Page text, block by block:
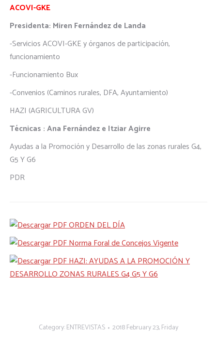
ACOVI-GKE
Presidenta: Miren Fernández de Landa
-Servicios ACOVI-GKE y órganos de participación,
funcionamiento
-Funcionamiento Bux
-Convenios (Caminos rurales, DFA, Ayuntamiento)
HAZI (AGRICULTURA GV)
Técnicas : Ana Fernández e Itziar Agirre
Ayudas a la Promoción y Desarrollo de las zonas rurales G4,
G5 Y G6
PDR
ORDEN DEL DÍA
Norma Foral de Concejos Vigente
HAZI: AYUDAS A LA PROMOCIÓN Y
DESARROLLO ZONAS RURALES G4 G5 Y G6
Category:ENTREVISTAS 2018 February 23, Friday